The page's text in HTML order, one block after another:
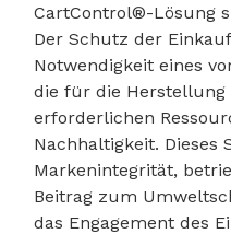
CartControl®-Lösung
Der Schutz der
Notwendigkeit eines
die für die Herstellung
erforderlichen
Nachhaltigkeit. Dieses
Markenintegrität,
Beitrag zum
das Engagement des